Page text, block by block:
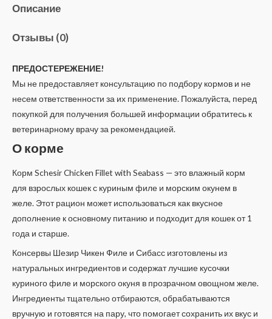
Описание
Отзывы (0)
ПРЕДОСТЕРЕЖЕНИЕ!
Мы не предоставляет консультацию по подбору кормов и не
несем ответственности за их применение. Пожалуйста, перед
покупкой для получения большей информации обратитесь к
ветеринарному врачу за рекомендацией.
О корме
Корм Schesir Chicken Fillet with Seabass — это влажный корм
для взрослых кошек с куриным филе и морским окунем в
желе. Этот рацион может использоваться как вкусное
дополнение к основному питанию и подходит для кошек от 1
года и старше.
Консервы Шезир Чикен Филе и Сибасс изготовлены из
натуральных ингредиентов и содержат лучшие кусочки
куриного филе и морского окуня в прозрачном овощном желе.
Ингредиенты тщательно отбираются, обрабатываются
вручную и готовятся на пару, что помогает сохранить их вкус и